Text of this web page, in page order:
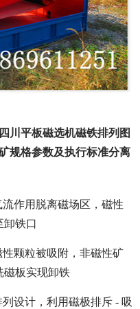
川平板磁选机磁铁排列图
规格参数及执行标准分离
作用脱离磁场区，磁性
卸铁口
颗粒被吸附，非磁性矿
磁板实现卸铁
设计，利用磁极排斥 - 吸